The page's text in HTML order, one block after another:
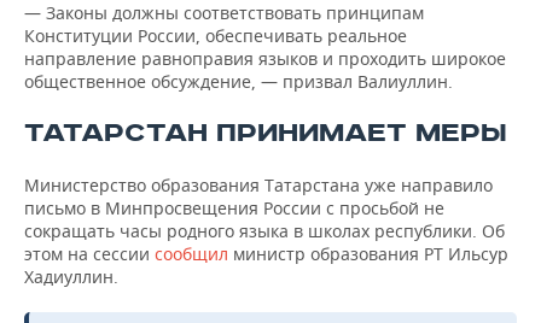
— Законы должны соответствовать принципам
Конституции России, обеспечивать реальное
направление равноправия языков и проходить широкое
общественное обсуждение, — призвал Валиуллин.
ТАТАРСТАН ПРИНИМАЕТ МЕРЫ
Министерство образования Татарстана уже направило
письмо в Минпросвещения России с просьбой не
сокращать часы родного языка в школах республики. Об
этом на сессии сообщил министр образования РТ Ильсур
Хадиуллин.